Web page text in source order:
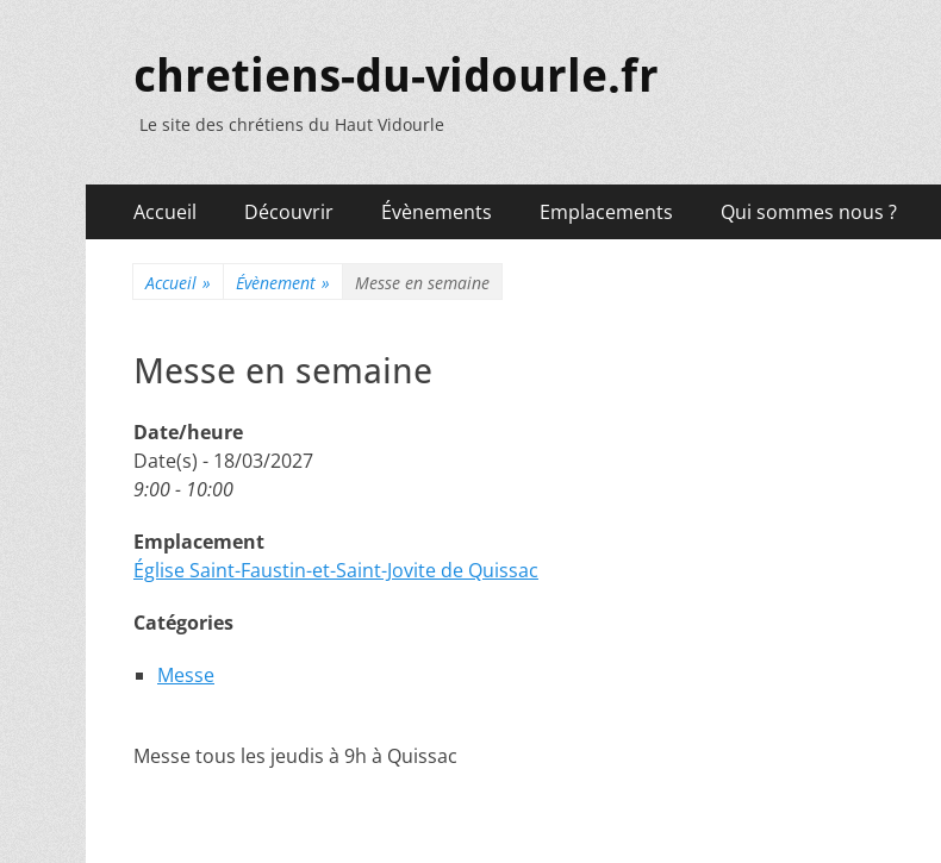
chretiens-du-vidourle.fr
Le site des chrétiens du Haut Vidourle
Menu
principal
Accueil Découvrir Évènements Emplacements Qui sommes nous ?
Accueil » Évènement » Messe en semaine
Messe en semaine
Date/heure
Date(s) - 18/03/2027
9:00 - 10:00
Emplacement
Église Saint-Faustin-et-Saint-Jovite de Quissac
Catégories
Messe
Messe tous les jeudis à 9h à Quissac